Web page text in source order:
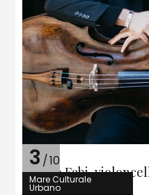
3 /10
Mare Culturale
Urbano
Matteo Fabi,
Urbano